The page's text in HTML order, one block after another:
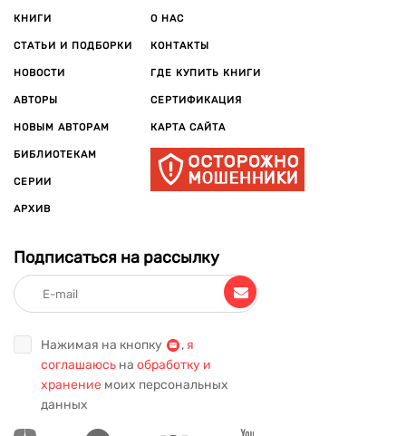
КНИГИ
СТАТЬИ И ПОДБОРКИ
НОВОСТИ
АВТОРЫ
НОВЫМ АВТОРАМ
БИБЛИОТЕКАМ
СЕРИИ
АРХИВ
О НАС
КОНТАКТЫ
ГДЕ КУПИТЬ КНИГИ
СЕРТИФИКАЦИЯ
КАРТА САЙТА
Подписаться на рассылку
Нажимая на кнопку , я
соглашаюсь на обработку и
хранение моих персональных
данных